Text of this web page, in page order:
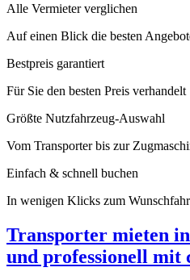
Alle Vermieter verglichen
Auf einen Blick die besten
Bestpreis garantiert
Für Sie den besten Preis verhandelt
Größte Nutzfahrzeug-Auswahl
Vom Transporter bis zur
Einfach & schnell buchen
In wenigen Klicks zum
Transporter mieten
und professionell mit